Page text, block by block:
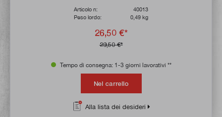
Articolo n:
40013
Peso lordo:
0,49 kg
26,50 €*
29,50 €*
Tempo di consegna: 1-3 giorni lavorativi **
Nel carrello
Alla lista dei desideri